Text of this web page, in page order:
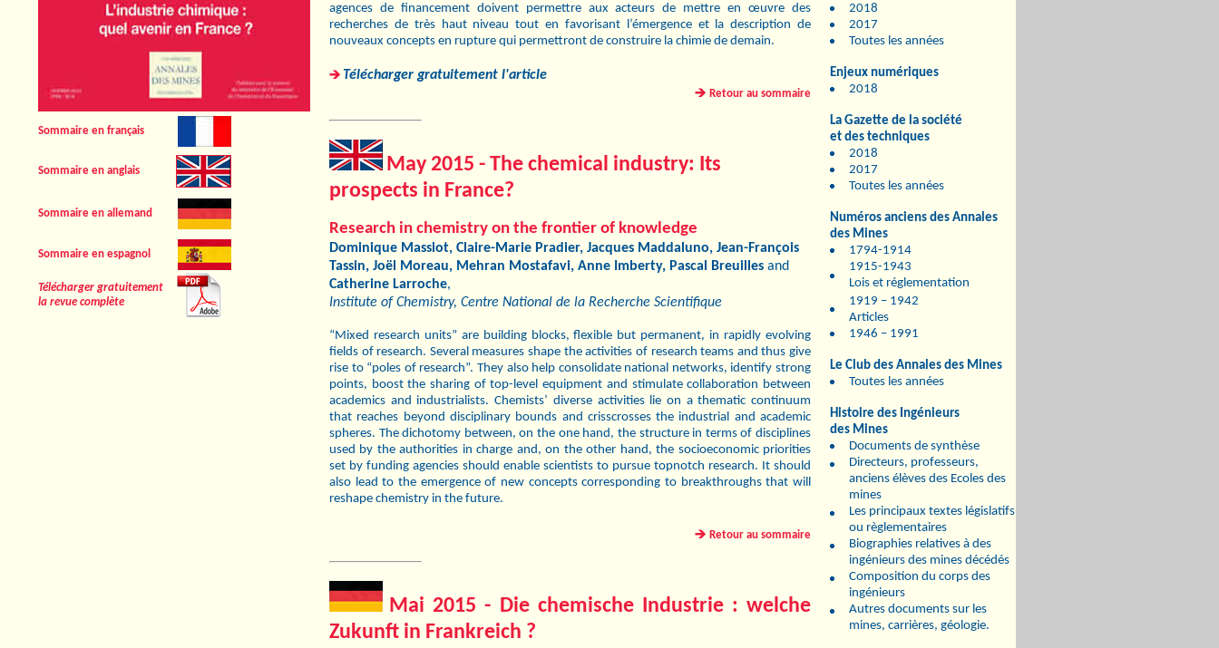
2018
2017
Toutes les années
Enjeux numériques
2018
La Gazette de la société
et des techniques
2018
2017
Toutes les années
Numéros anciens des Annales
des Mines
1794-1914
1915-1943
Lois et réglementation
1919 – 1942
Articles
1946 – 1991
Le Club des Annales des Mines
Toutes les années
Histoire des Ingénieurs
des Mines
Documents de synthèse
Directeurs, professeurs,
anciens élèves des Ecoles des
mines
Les principaux textes législatifs
ou règlementaires
Biographies relatives à des
ingénieurs des mines décédés
Composition du corps des
ingénieurs
Autres documents sur les
mines, carrières, géologie.
Sommaire en français
Sommaire en anglais
Sommaire en allemand
Sommaire en espagnol
Télécharger gratuitement
la revue complète
agences de ﬁnancement doivent permettre aux acteurs de mettre en œuvre des
recherches de très haut niveau tout en favorisant l’émergence et la description de
nouveaux concepts en rupture qui permettront de construire la chimie de demain.
Télécharger gratuitement l'article
Retour au sommaire
May 2015 - The chemical industry: Its
prospects in France?
Research in chemistry on the frontier of knowledge
Dominique Massiot, Claire-Marie Pradier, Jacques Maddaluno, Jean-François
Tassin, Joël Moreau, Mehran Mostafavi, Anne Imberty, Pascal Breuilles and
Catherine Larroche,
Institute of Chemistry, Centre National de la Recherche Scientifique
“Mixed research units” are building blocks, flexible but permanent, in rapidly evolving
fields of research. Several measures shape the activities of research teams and thus give
rise to “poles of research”. They also help consolidate national networks, identify strong
points, boost the sharing of top-level equipment and stimulate collaboration between
academics and industrialists. Chemists’ diverse activities lie on a thematic continuum
that reaches beyond disciplinary bounds and crisscrosses the industrial and academic
spheres. The dichotomy between, on the one hand, the structure in terms of disciplines
used by the authorities in charge and, on the other hand, the socioeconomic priorities
set by funding agencies should enable scientists to pursue topnotch research. It should
also lead to the emergence of new concepts corresponding to breakthroughs that will
reshape chemistry in the future.
Retour au sommaire
Mai 2015 - Die chemische Industrie : welche
Zukunft in Frankreich ?